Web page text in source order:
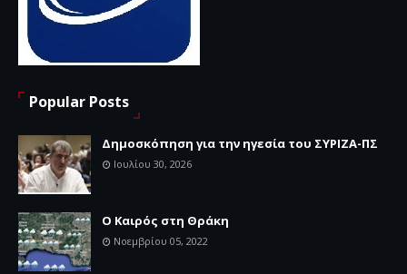
Popular Posts
Δημοσκόπηση για την ηγεσία του ΣΥΡΙΖΑ-ΠΣ
Ιουλίου 30, 2026
Ο Καιρός στη Θράκη
Νοεμβρίου 05, 2022